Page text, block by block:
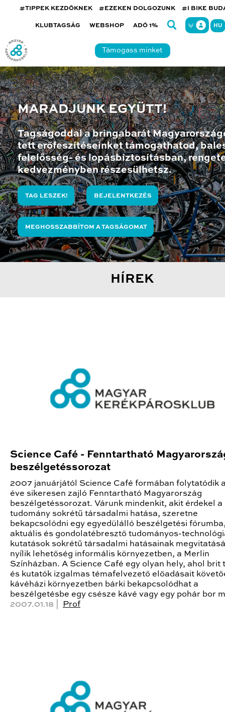
#TIPPEK KEZDŐKNEK #EZEKEN DOLGOZUNK #I BIKE
KLUBTAGSÁG WEBSHOP ADÓ 1% HU
Támogass minket
MARADJUNK EGYÜTT!
Tagságoddal a bringabarát
tett erőfeszítéseinket támogathatod,
felelősség- és lopásbiztosításban,
kedvezményben részesülhetsz.
TAG LESZEK! BEJELENTKEZÉS
MEGHOSSZABBÍTOM A TAGSÁGOMAT
HÍREK
Science Café - Fenntartható
beszélgetéssorozat
2007 januárjától Science Café formában folytatódik
éve sikeresen zajló Fenntartható Magyarország
beszélgetéssorozat. Várunk mindenkit, akit érdekel a
tudomány sokrétű társadalmi hatása, szeretne
bekapcsolódni egy egyedülálló beszélgetési
aktuális és gondolatébresztő tudományos-
kutatások sokrétű társadalmi hatásainak
nyílik lehetőség informális környezetben, a Merlin
Színházban. A Science Café egy olyan hely, ahol brit
és kutatók izgalmas témafelvezető előadásait
kávéházi környezetben bárki bekapcsolódhat a
beszélgetésbe egy csésze kávé vagy egy pohár bor
2007.01.18 |
Prof